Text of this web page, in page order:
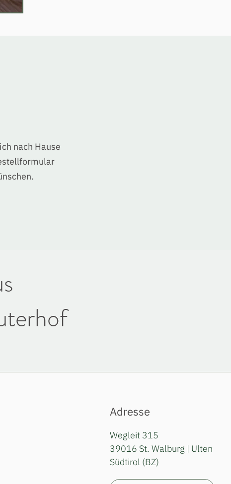
nach Hause
Adresse
Wegleit 315
39016 St. Walburg | Ulten
Südtirol (BZ)